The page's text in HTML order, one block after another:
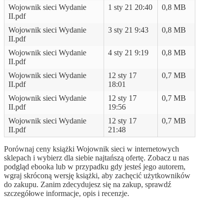
Wojownik sieci Wydanie
II.pdf
1 sty 21 20:40 0,8 MB
Wojownik sieci Wydanie
II.pdf
3 sty 21 9:43 0,8 MB
Wojownik sieci Wydanie
II.pdf
4 sty 21 9:19 0,8 MB
Wojownik sieci Wydanie
II.pdf
12 sty 17
18:01
0,7 MB
Wojownik sieci Wydanie
II.pdf
12 sty 17
19:56
0,7 MB
Wojownik sieci Wydanie
II.pdf
12 sty 17
21:48
0,7 MB
Porównaj ceny książki Wojownik sieci w internetowych
sklepach i wybierz dla siebie najtańszą ofertę. Zobacz u nas
podgląd ebooka lub w przypadku gdy jesteś jego autorem,
wgraj skróconą wersję książki, aby zachęcić użytkowników
do zakupu. Zanim zdecydujesz się na zakup, sprawdź
szczegółowe informacje, opis i recenzje.